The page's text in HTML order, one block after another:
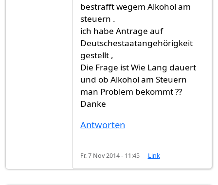
bestrafft wegem Alkohol am
steuern .
ich habe Antrage auf
Deutschestaatangehörigkeit
gestellt ,
Die Frage ist Wie Lang dauert
und ob Alkohol am Steuern
man Problem bekommt ??
Danke
Antworten
Fr. 7 Nov 2014 - 11:45 Link